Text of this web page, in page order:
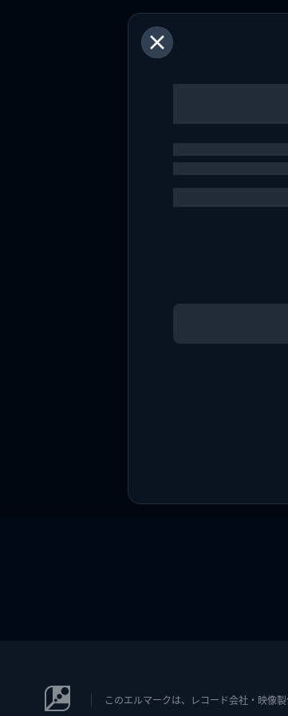
このエルマークは、レコード会社・映像